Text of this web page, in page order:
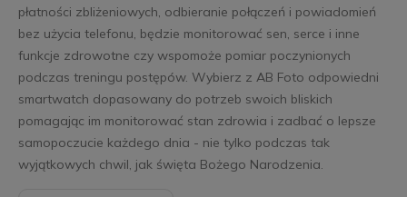
płatności zbliżeniowych, odbieranie połączeń i powiadomień
bez użycia telefonu, będzie monitorować sen, serce i inne
funkcje zdrowotne czy wspomoże pomiar poczynionych
podczas treningu postępów. Wybierz z AB Foto odpowiedni
smartwatch dopasowany do potrzeb swoich bliskich
pomagając im monitorować stan zdrowia i zadbać o lepsze
samopoczucie każdego dnia - nie tylko podczas tak
wyjątkowych chwil, jak święta Bożego Narodzenia.